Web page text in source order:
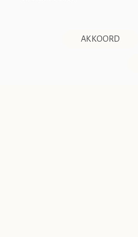
AKKOORD
DISCLAIMER & PRIVACY
RSS
overeenkomsten tussen de club en de